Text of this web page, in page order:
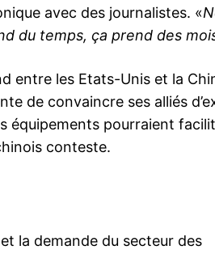
avec des journalistes. «
du temps, ça prend des
entre les Etats-Unis et la
de convaincre ses alliés
équipements pourraient
conteste.
la demande du secteur des